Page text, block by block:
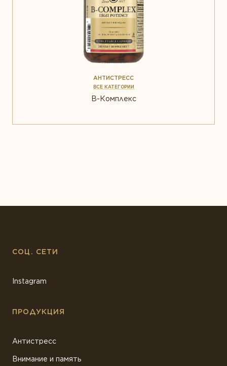
АНТИСТРЕСС
ВСЕ КАТЕГОРИИ
В-Комплекс
СОЦ. СЕТИ
Instagram
ПРОДУКЦИЯ
Антистресс
Внимание и память